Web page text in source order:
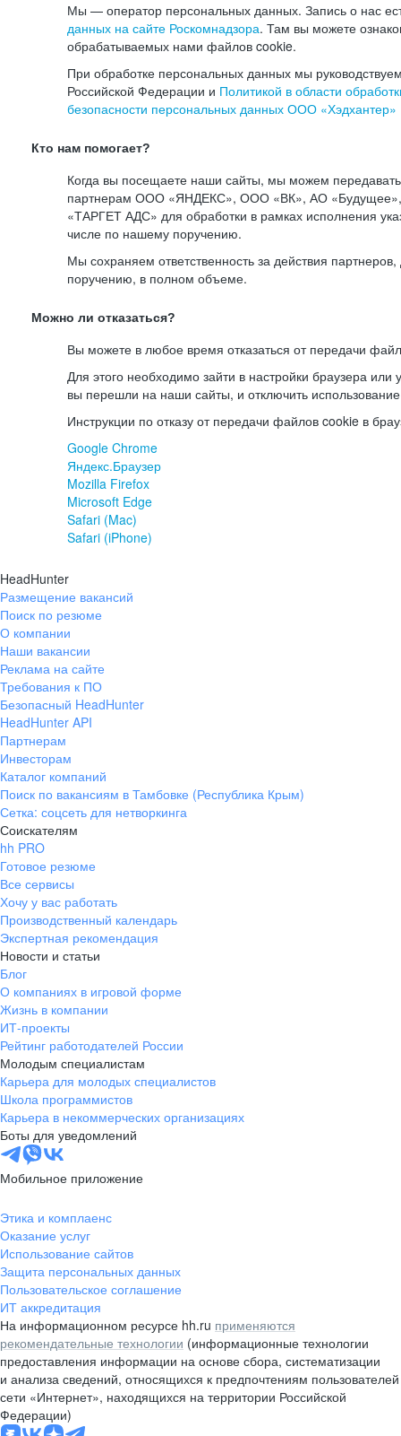
Мы — оператор персональных данных. Запись о нас
данных на сайте Роскомнадзора. Там вы можете
обрабатываемых нами файлов cookie.
При обработке персональных данных мы
Российской Федерации и Политикой в области
безопасности персональных данных ООО «Хэдхантер»
Кто нам помогает?
Когда вы посещаете наши сайты, мы можем
партнерам ООО «ЯНДЕКС», ООО «ВК», АО
«ТАРГЕТ АДС» для обработки в рамках исполнения
числе по нашему поручению.
Мы сохраняем ответственность за действия
поручению, в полном объеме.
Можно ли отказаться?
Вы можете в любое время отказаться от передачи
Для этого необходимо зайти в настройки браузера или
вы перешли на наши сайты, и отключить
Инструкции по отказу от передачи файлов cookie в
Google Chrome
Яндекс.Браузер
Mozilla Firefox
Microsoft Edge
Safari (Mac)
Safari (iPhone)
HeadHunter
Размещение вакансий
Поиск по резюме
О компании
Наши вакансии
Реклама на сайте
Требования к ПО
Безопасный HeadHunter
HeadHunter API
Партнерам
Инвесторам
Каталог компаний
Поиск по вакансиям в Тамбовке (Республика Крым)
Сетка: соцсеть для нетворкинга
Соискателям
hh PRO
Готовое резюме
Все сервисы
Хочу у вас работать
Производственный календарь
Экспертная рекомендация
Новости и статьи
Блог
О компаниях в игровой форме
Жизнь в компании
ИТ-проекты
Рейтинг работодателей России
Молодым специалистам
Карьера для молодых специалистов
Школа программистов
Карьера в некоммерческих организациях
Боты для уведомлений
Мобильное приложение
Этика и комплаенс
Оказание услуг
Использование сайтов
Защита персональных данных
Пользовательское соглашение
ИТ аккредитация
На информационном ресурсе hh.ru применяются
рекомендательные технологии (информационные технологии
предоставления информации на основе сбора, систематизации
и анализа сведений, относящихся к предпочтениям пользователей
сети «Интернет», находящихся на территории Российской
Федерации)